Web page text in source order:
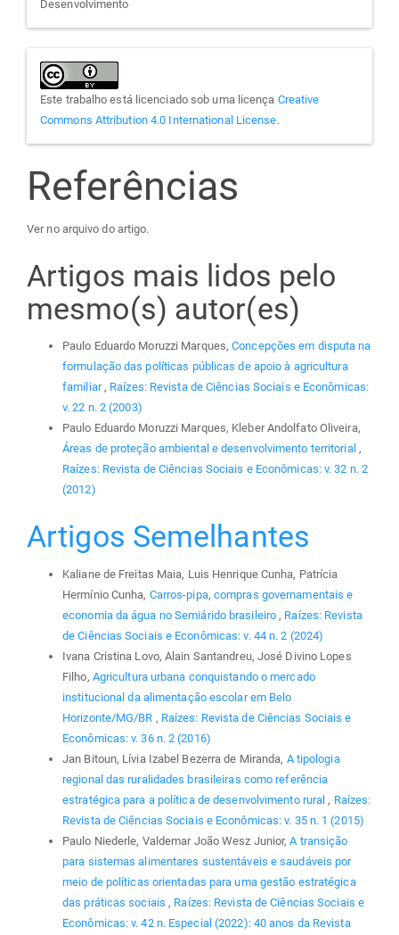
Desenvolvimento
Este trabalho está licenciado sob uma licença Creative
Commons Attribution 4.0 International License.
Referências
Ver no arquivo do artigo.
Artigos mais lidos pelo
mesmo(s) autor(es)
Paulo Eduardo Moruzzi Marques,Concepções em disputa na
formulação das políticas públicas de apoio à agricultura
familiar, Raízes: Revista de Ciências Sociais e Econômicas:
v. 22 n. 2 (2003)
Paulo Eduardo Moruzzi Marques, Kleber Andolfato Oliveira,
Áreas de proteção ambiental e desenvolvimento territorial ,
Raízes: Revista de Ciências Sociais e Econômicas: v. 32 n. 2
(2012)
Artigos Semelhantes
Kaliane de Freitas Maia, Luis Henrique Cunha, Patrícia
Hermínio Cunha, Carros-pipa, compras governamentais e
economia da água no Semiárido brasileiro , Raízes: Revista
de Ciências Sociais e Econômicas: v. 44 n. 2 (2024)
Ivana Cristina Lovo, Alain Santandreu, José Divino Lopes
Filho, Agricultura urbana conquistando o mercado
institucional da alimentação escolar em Belo
Horizonte/MG/BR , Raízes: Revista de Ciências Sociais e
Econômicas: v. 36 n. 2 (2016)
Jan Bitoun, Lívia Izabel Bezerra de Miranda, A tipologia
regional das ruralidades brasileiras como referência
estratégica para a política de desenvolvimento rural , Raízes:
Revista de Ciências Sociais e Econômicas: v. 35 n. 1 (2015)
Paulo Niederle, Valdemar João Wesz Junior,A transição
para sistemas alimentares sustentáveis e saudáveis por
meio de políticas orientadas para uma gestão estratégica
das práticas sociais , Raízes: Revista de Ciências Sociais e
Econômicas: v. 42 n. Especial (2022): 40 anos da Revista